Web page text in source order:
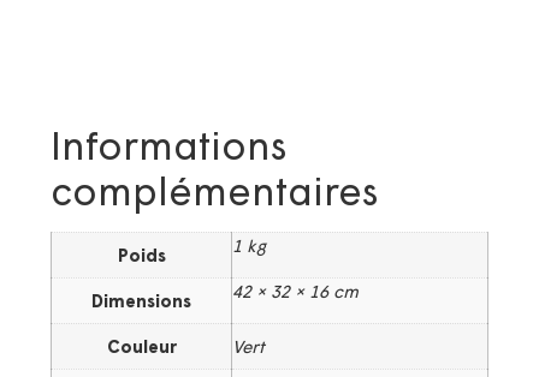
Informations
complémentaires
Poids 1 kg
Dimensions 42 × 32 × 16 cm
Couleur
Vert